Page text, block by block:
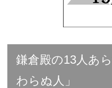
鎌倉殿の13人あ
わらぬ人」